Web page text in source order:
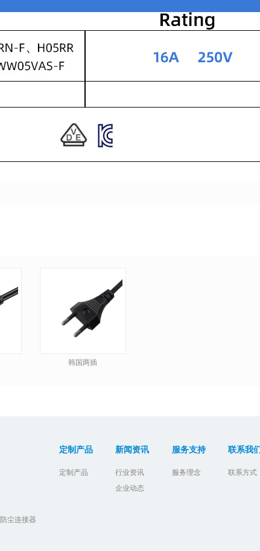
韩国两插
尘连接器
定制产品
定制产品
新闻资讯
行业资讯
企业动态
服务支持
服务理念
联系我
联系方式